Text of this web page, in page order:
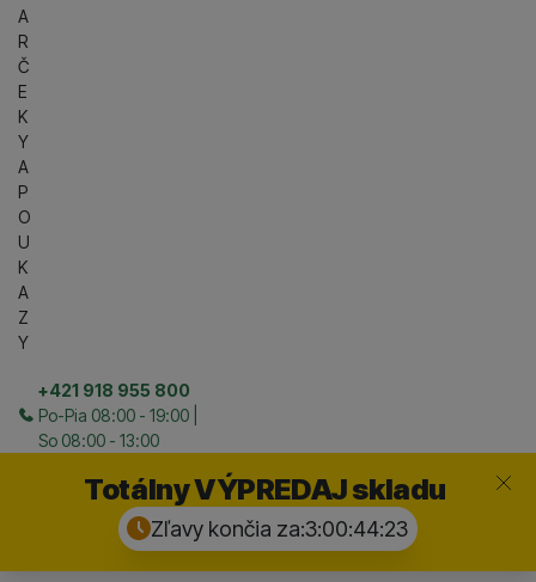
A
R
Č
E
K
Y
A
P
O
U
K
A
Z
Y
+421 918 955 800
Po-Pia 08:00 - 19:00 |
So 08:00 - 13:00
Totálny VÝPREDAJ skladu
Zľavy končia za:3:00:44:22
Zavrieť